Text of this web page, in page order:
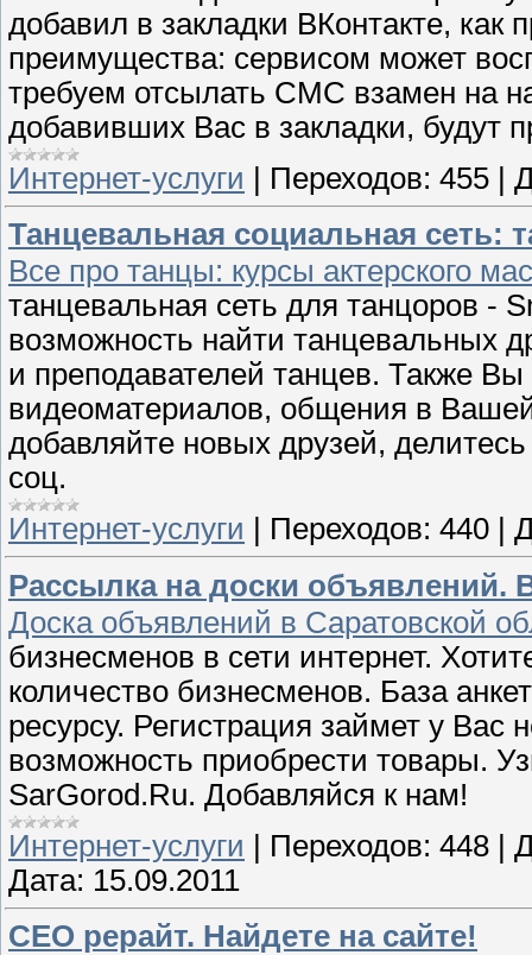
добавил в закладки ВКонтакте, как
преимущества: сервисом может
требуем отсылать СМС взамен на
добавивших Вас в закладки, будут
Интернет-услуги | Переходов: 455 |
Танцевальная социальная сеть:
Все про танцы: курсы актерского
танцевальная сеть для танцоров -
возможность найти танцевальных
и преподавателей танцев. Также
видеоматериалов, общения в
добавляйте новых друзей,
соц.
Интернет-услуги
Переходов: 440
Рассылка на доски объявлений.
Доска объявлений в Саратовской
бизнесменов в сети интернет.
количество бизнесменов. База
ресурсу. Регистрация займет у Вас
возможность приобрести товары.
SarGorod.Ru. Добавляйся к нам!
Интернет-услуги
Переходов: 448
Дата: 15.09.2011
СЕО рерайт. Найдете на сайте!